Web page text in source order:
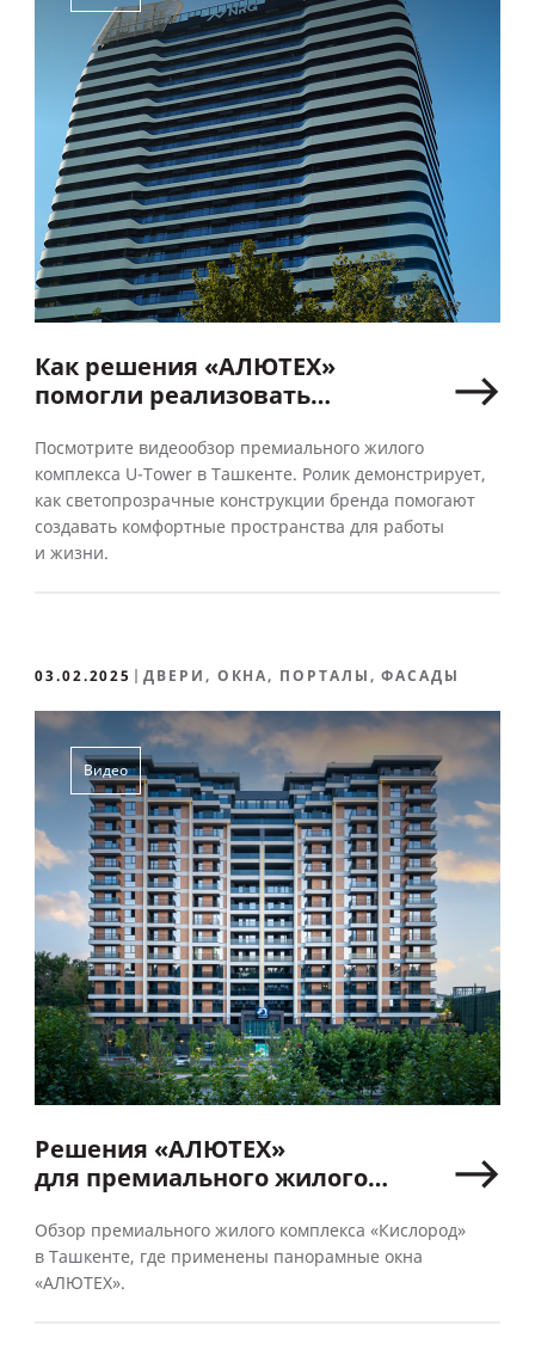
Как решения «АЛЮТЕХ»
помогли реализовать
комплекс в Узбекистане —
смотрите в новом видео
Посмотрите видеообзор премиального жилого
комплекса U-Tower в Ташкенте. Ролик демонстрирует,
как светопрозрачные конструкции бренда помогают
создавать комфортные пространства для работы
и жизни.
03.02.2025 ДВЕРИ, ОКНА, ПОРТАЛЫ, ФАСАДЫ
Видео
Решения «АЛЮТЕХ»
для премиального жилого
в Ташкенте
Обзор премиального жилого комплекса «Кислород»
в Ташкенте, где применены панорамные окна
«АЛЮТЕХ».